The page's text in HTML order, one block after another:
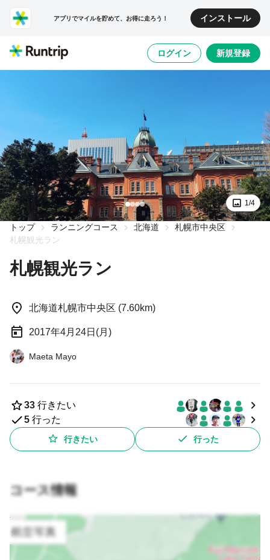
アプリでマイルを貯めて、お得に走ろう！ インストール
ログイン 新規登録
1/4
トップ ランニングコース 北海道
札幌市中央区
札幌観光ラン
札幌観光ラン
北海道札幌市中央区 (7.60km)
2017年4月24日(月)
Maeta Mayo
33 行きたい
5 行った
行きたい 行った
コース情報